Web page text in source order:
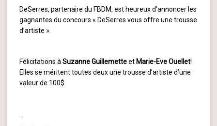
DeSerres, partenaire du FBDM, est heureux d’annoncer les
gagnantes du concours « DeSerres vous offre une trousse
d’artiste ».
Félicitations àSuzanne Guillemetteet Marie-Eve Ouellet!
Elles se méritent toutes deux une trousse d’artiste d’une
valeur de 100$.
…